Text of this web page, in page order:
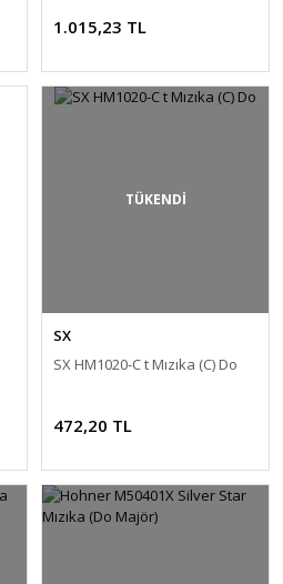
1.015,23 TL
TÜKENDİ
SX
SX HM1020-C t Mızıka (C) Do
472,20 TL